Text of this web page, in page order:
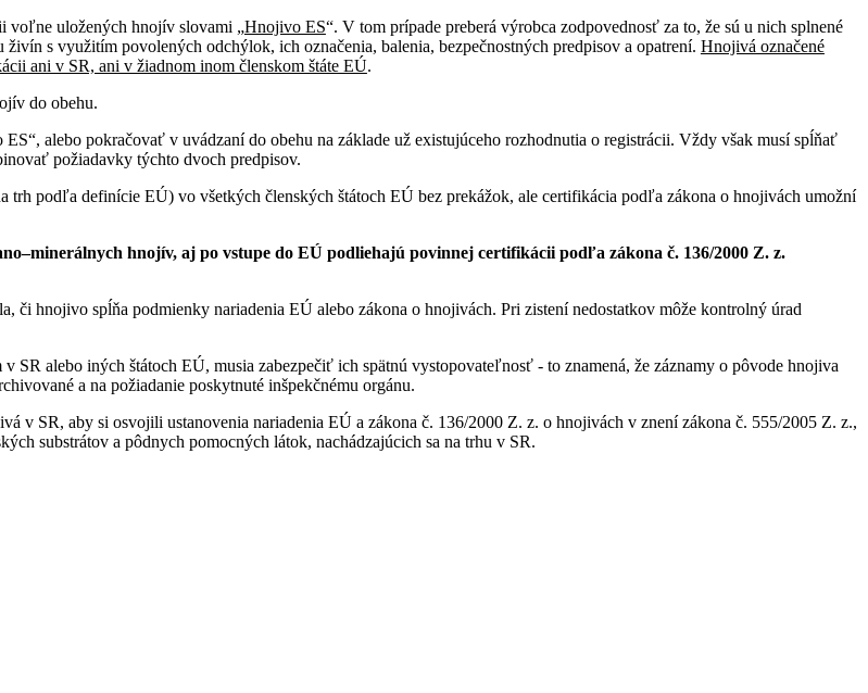
voľne uložených hnojív slovami „Hnojivo ES“. V tom prípade preberá výrobca zodpovednosť za to, že sú u nich splnené
s využitím povolených odchýlok, ich označenia, balenia, bezpečnostných predpisov a opatrení. Hnojivá označené
ani v SR, ani v žiadnom inom členskom štáte EÚ.
do obehu.
alebo pokračovať v uvádzaní do obehu na základe už existujúceho rozhodnutia o registrácii. Vždy však musí spĺňať
požiadavky týchto dvoch predpisov.
trh podľa definície EÚ) vo všetkých členských štátoch EÚ bez prekážok, ale certifikácia podľa zákona o hnojivách umožní
hnojív, aj po vstupe do EÚ podliehajú povinnej certifikácii podľa zákona č. 136/2000 Z. z.
či hnojivo spĺňa podmienky nariadenia EÚ alebo zákona o hnojivách. Pri zistení nedostatkov môže kontrolný úrad
alebo iných štátoch EÚ, musia zabezpečiť ich spätnú vystopovateľnosť - to znamená, že záznamy o pôvode hnojiva
a na požiadanie poskytnuté inšpekčnému orgánu.
v SR, aby si osvojili ustanovenia nariadenia EÚ a zákona č. 136/2000 Z. z. o hnojivách v znení zákona č. 555/2005 Z. z.,
substrátov a pôdnych pomocných látok, nachádzajúcich sa na trhu v SR.